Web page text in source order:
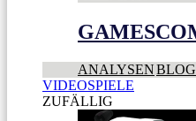
ANALYSENBLOG
VIDEOSPIELE
ZUFÄLLIG